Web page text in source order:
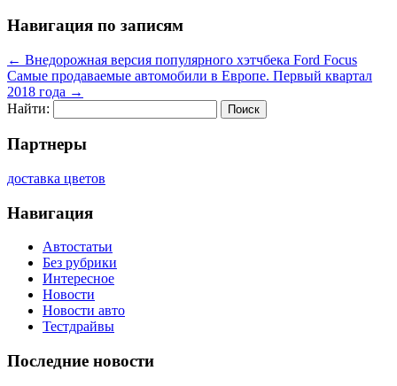
Навигация по записям
← Внедорожная версия популярного хэтчбека Ford Focus
Самые продаваемые автомобили в Европе. Первый квартал
2018 года →
Найти:
Партнеры
доставка цветов
Навигация
Автостатьи
Без рубрики
Интересное
Новости
Новости авто
Тестдрайвы
Последние новости